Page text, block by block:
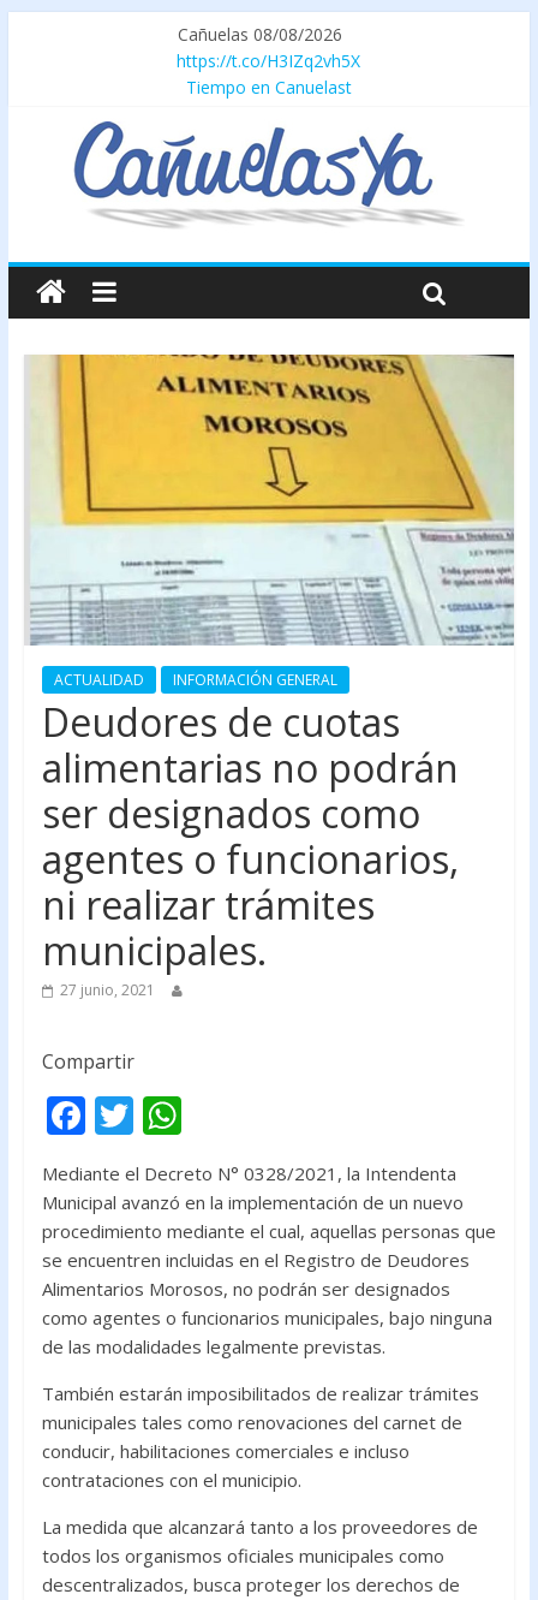
Cañuelas 08/08/2026
https://t.co/H3IZq2vh5X
Tiempo en Canuelast
ACTUALIDAD INFORMACIÓN GENERAL
Deudores de cuotas
alimentarias no podrán
ser designados como
agentes o funcionarios,
ni realizar trámites
municipales.
27 junio, 2021
Compartir
F
e
b
o
o
k
T
w
itt
er
W
at
s
A
p
p
Mediante el Decreto N° 0328/2021, la Intendenta
Municipal avanzó en la implementación de un nuevo
procedimiento mediante el cual, aquellas personas que
se encuentren incluidas en el Registro de Deudores
Alimentarios Morosos, no podrán ser designados
como agentes o funcionarios municipales, bajo ninguna
de las modalidades legalmente previstas.
También estarán imposibilitados de realizar trámites
municipales tales como renovaciones del carnet de
conducir, habilitaciones comerciales e incluso
contrataciones con el municipio.
La medida que alcanzará tanto a los proveedores de
todos los organismos oficiales municipales como
descentralizados, busca proteger los derechos de